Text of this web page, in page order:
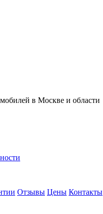
в Москве и области
Отзывы Цены Контакты